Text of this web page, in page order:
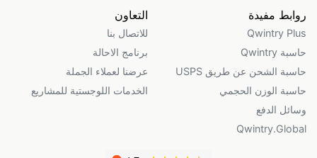
روابط مفيدة
Qwintry Plus
حاسبة Qwintry
حاسبة الشحن عن طريق USPS
حاسبة الوزن الحجمي
وسائل الدفع
Qwintry.Global
التعاون
للاتصال بنا
برنامج الاحالة
عرضنا لعملاء الجملة
الخدمات اللوجستية للمشاريع